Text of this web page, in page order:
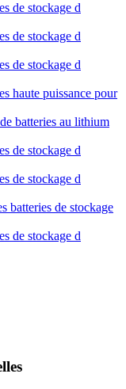
de stockage d
de stockage d
de stockage d
haute puissance pour
batteries au lithium
de stockage d
de stockage d
batteries de stockage
de stockage d